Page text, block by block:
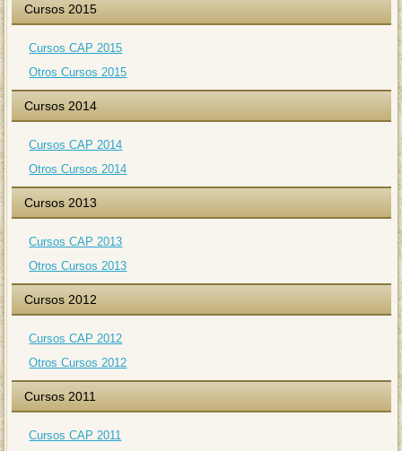
Cursos 2015
Cursos CAP 2015
Otros Cursos 2015
Cursos 2014
Cursos CAP 2014
Otros Cursos 2014
Cursos 2013
Cursos CAP 2013
Otros Cursos 2013
Cursos 2012
Cursos CAP 2012
Otros Cursos 2012
Cursos 2011
Cursos CAP 2011